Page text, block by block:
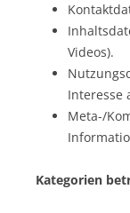
Videos).
Interesse
Meta-/
Kategorien